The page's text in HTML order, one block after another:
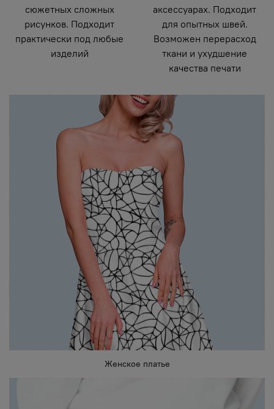
сюжетных сложных
рисунков. Подходит
практически под любые
изделий
аксессуарах. Подходит
для опытных швей.
Возможен перерасход
ткани и ухудшение
качества печати
Женское платье